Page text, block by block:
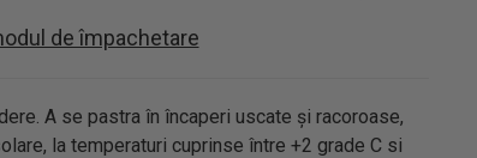
de împachetare
A se pastra în încaperi uscate și racoroase,
la temperaturi cuprinse între +2 grade C si